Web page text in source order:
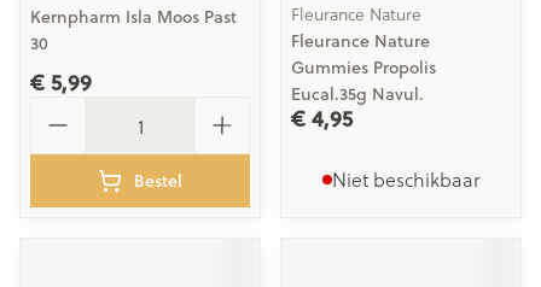
Kernpharm Isla Moos Past
30
€ 5,99
Bestel
Fleurance Nature
Fleurance Nature
Gummies Propolis
Eucal.35g Navul.
€ 4,95
Niet beschikbaar